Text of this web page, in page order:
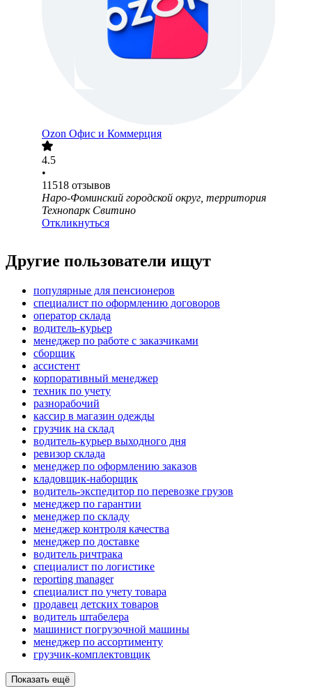
Ozon Офис и Коммерция
4.5
•
11518 отзывов
Наро-Фоминский городской округ, территория
Технопарк Свитино
Откликнуться
Другие пользователи ищут
популярные для пенсионеров
специалист по оформлению договоров
оператор склада
водитель-курьер
менеджер по работе с заказчиками
сборщик
ассистент
корпоративный менеджер
техник по учету
разнорабочий
кассир в магазин одежды
грузчик на склад
водитель-курьер выходного дня
ревизор склада
менеджер по оформлению заказов
кладовщик-наборщик
водитель-экспедитор по перевозке грузов
менеджер по гарантии
менеджер по складу
менеджер контроля качества
менеджер по доставке
водитель ричтрака
специалист по логистике
reporting manager
специалист по учету товара
продавец детских товаров
водитель штабелера
машинист погрузочной машины
менеджер по ассортименту
грузчик-комплектовщик
Показать ещё